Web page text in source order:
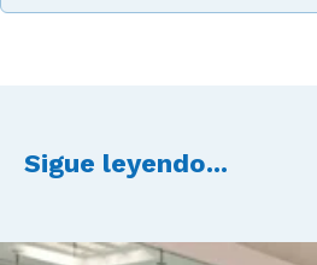
Sigue leyendo...